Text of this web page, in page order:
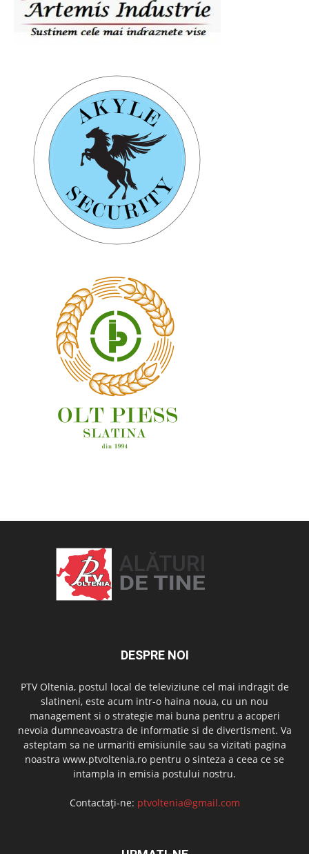
DESPRE NOI
PTV Oltenia, postul local de televiziune cel mai indragit de
slatineni, este acum intr-o haina noua, cu un nou
management si o strategie mai buna pentru a acoperi
nevoia dumneavoastra de informatie si de divertisment. Va
asteptam sa ne urmariti emisiunile sau sa vizitati pagina
noastra www.ptvoltenia.ro pentru o sinteza a ceea ce se
intampla in emisia postului nostru.
Contactați-ne: ptvoltenia@gmail.com